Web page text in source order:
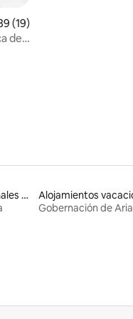
promedio: 4.89 de
(19)
del
Alojamientos vacacionales que admiten mascotas
Gobernación de